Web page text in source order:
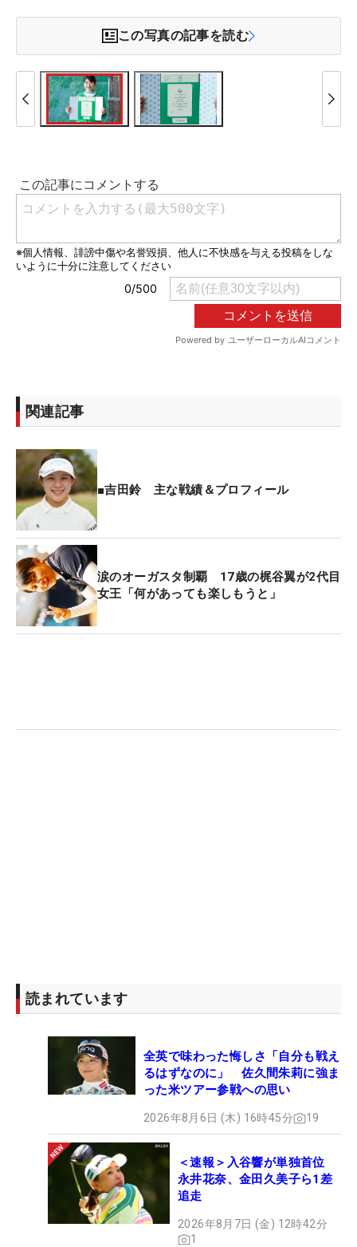
この写真の記事を読む
関連記事
■吉田鈴 主な戦績＆プロフィール
涙のオーガスタ制覇 17歳の梶谷翼が2代目
女王「何があっても楽しもうと」
読まれています
全英で味わった悔しさ「自分も戦え
るはずなのに」 佐久間朱莉に強ま
った米ツアー参戦への思い
2026年8月6日 (木) 16時45分 19
＜速報＞入谷響が単独首位
永井花奈、金田久美子ら1差
追走
2026年8月7日 (金) 12時42分
1